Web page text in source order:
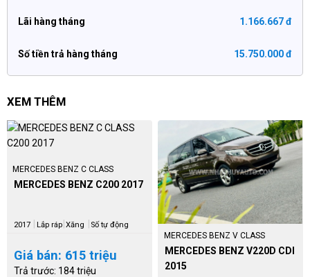
Lãi hàng tháng 1.166.667 đ
Số tiền trả hàng tháng 15.750.000 đ
XEM THÊM
MERCEDES BENZ C CLASS
MERCEDES BENZ C200 2017
2017 Lắp ráp Xăng Số tự động
Giá bán: 615 triệu
Trả trước: 184 triệu
MERCEDES BENZ V CLASS
MERCEDES BENZ V220D CDI
2015